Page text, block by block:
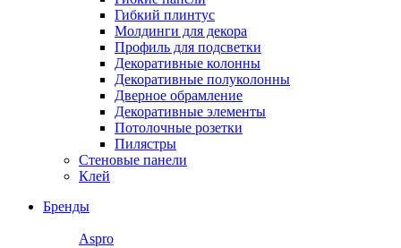
Гибкий плинтус
Молдинги для декора
Профиль для подсветки
Декоративные колонны
Декоративные полуколонны
Дверное обрамление
Декоративные элементы
Потолочные розетки
Пилястры
Стеновые панели
Клей
Бренды
Aspro